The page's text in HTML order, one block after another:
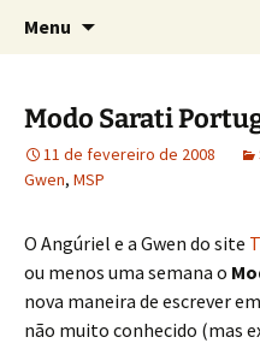
Tolkien e o
Sobre as línguas d'O
Menu
conteúdo
Modo Sarati
11 de fevereiro de 2008
Gwen, MSP
O Angúriel e a Gwen do site
ou menos uma semana o
nova maneira de escrever
não muito conhecido (mas